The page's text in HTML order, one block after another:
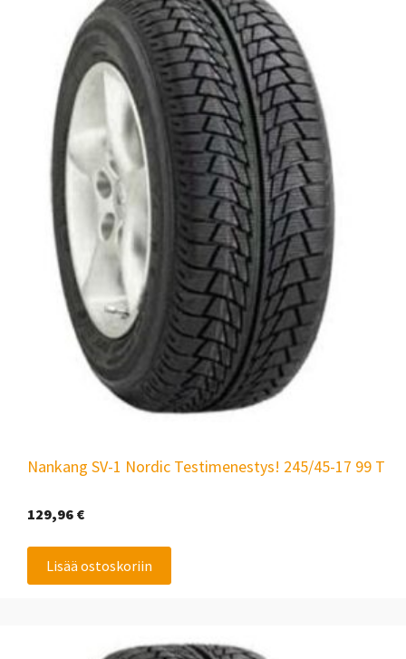
Nankang SV-1 Nordic Testimenestys! 245/45-17 99 T
129,96 €
Lisää ostoskoriin